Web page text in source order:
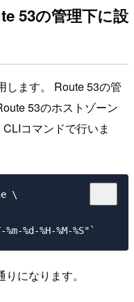
53の管理下に設
します。 Route 53の管
53のホストゾーン
コマンドで行いま
\
になります。